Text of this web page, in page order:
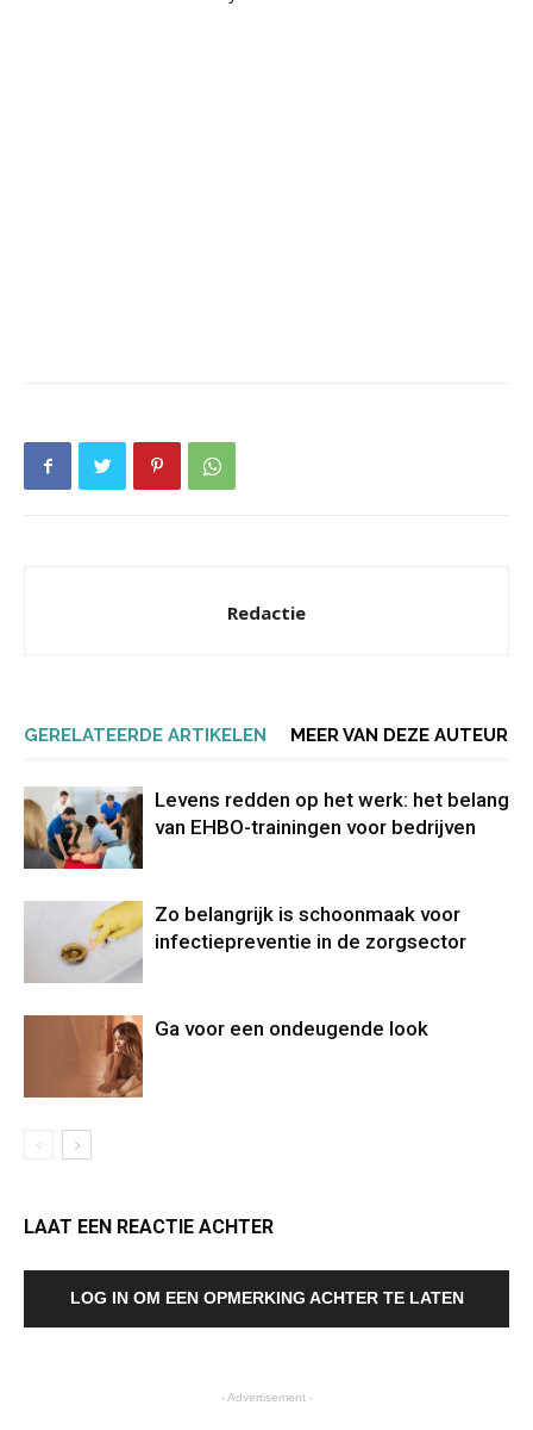
Redactie
GERELATEERDE ARTIKELEN MEER VAN DEZE AUTEUR
Levens redden op het werk: het belang
van EHBO-trainingen voor bedrijven
Zo belangrijk is schoonmaak voor
infectiepreventie in de zorgsector
Ga voor een ondeugende look
LAAT EEN REACTIE ACHTER
LOG IN OM EEN OPMERKING ACHTER TE LATEN
- Advertisement -